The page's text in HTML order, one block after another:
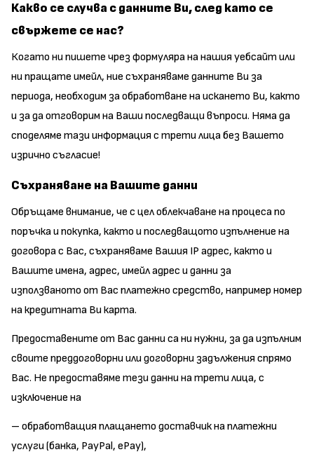
Какво се случва с данните Ви, след като се
свържете се нас?
Когато ни пишете чрез формуляра на нашия уебсайт или
ни пращате имейл, ние съхраняваме данните Ви за
периода, необходим за обработване на искането Ви, както
и за да отговорим на Ваши последващи въпроси. Няма да
споделяме тази информация с трети лица без Вашето
изрично съгласие!
Съхраняване на Вашите данни
Обръщаме внимание, че с цел облекчаване на процеса по
поръчка и покупка, както и последващото изпълнение на
договора с Вас, съхраняваме Вашия IP адрес, както и
Вашите имена, адрес, имейл адрес и данни за
използваното от Вас платежно средство, например номер
на кредитната Ви карта.
Предоставените от Вас данни са ни нужни, за да изпълним
своите преддоговорни или договорни задължения спрямо
Вас. Не предоставяме тези данни на трети лица, с
изключение на
– обработващия плащането доставчик на платежни
услуги (банка, PayPal, ePay),